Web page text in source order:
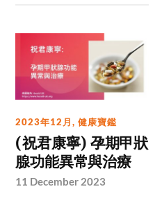
2023年12月,健康寶鑑
(祝君康寧) 孕期甲狀
腺功能異常與治療
11 December 2023